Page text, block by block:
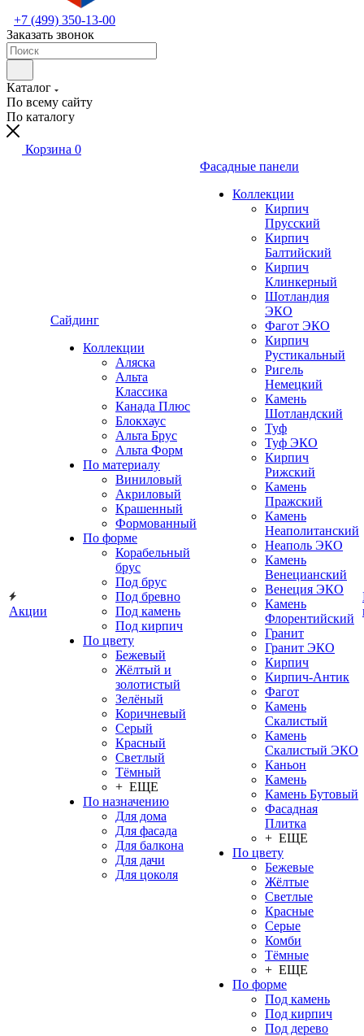
+7 (499) 350-13-00
Заказать звонок
Каталог
По всему сайту
По каталогу
Корзина 0
Акции
Сайдинг
Коллекции
Аляска
Альта
Классика
Канада Плюс
Блокхаус
Альта Брус
Альта Форм
По материалу
Виниловый
Акриловый
Крашенный
Формованный
По форме
Корабельный
брус
Под брус
Под бревно
Под камень
Под кирпич
По цвету
Бежевый
Жёлтый и
золотистый
Зелёный
Коричневый
Серый
Красный
Светлый
Тёмный
+ ЕЩЕ
По назначению
Для дома
Для фасада
Для балкона
Для дачи
Для цоколя
Фасадные панели
Коллекции
Кирпич
Прусский
Кирпич
Балтийский
Кирпич
Клинкерный
Шотландия
ЭКО
Фагот ЭКО
Кирпич
Рустикальный
Ригель
Немецкий
Камень
Шотландский
Туф
Туф ЭКО
Кирпич
Рижский
Камень
Пражский
Камень
Неаполитанский
Неаполь ЭКО
Камень
Венецианский
Венеция ЭКО
Камень
Флорентийский
Гранит
Гранит ЭКО
Кирпич
Кирпич-Антик
Фагот
Камень
Скалистый
Камень
Скалистый ЭКО
Каньон
Камень
Камень Бутовый
Фасадная
Плитка
+ ЕЩЕ
По цвету
Бежевые
Жёлтые
Светлые
Красные
Серые
Комби
Тёмные
+ ЕЩЕ
По форме
Под камень
Под кирпич
Под дерево